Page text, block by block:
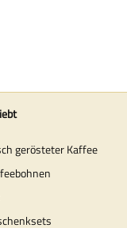
gerösteter Kaffee